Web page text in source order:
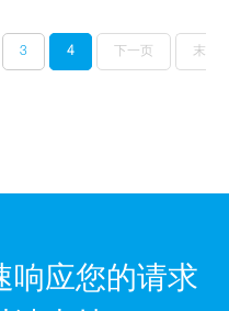
3 4 下一页
末
响应您的请求